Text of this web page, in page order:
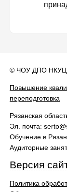
© ЧОУ ДПО НКУЦ
Повышение
переподготовка
Рязанская
Эл. почта:
Обучение в
Аудиторные
Версия
Политика